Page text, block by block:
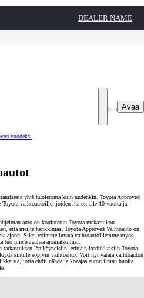
DEALER NAME
Avaa
vuodeksi
yhtä huoletonta kuin uudenkin. Toyota Approved
vaihtoautoille, joiden ikä on alle 10 vuotta ja
auto on koulutetun Toyota-mekaanikon
että meiltä hankkimasi Toyota Approved Vaihtoauto on
ajoon. Siksi voimme luvata vaihtoautoillemme myös
mielenrauhaa ajomatkoihisi.
läpikäyneisiin, erittäin laadukkaisiin Toyota-
sinulle sopivin vaihtoehto. Voit nyt varata vaihtoauton
jotta ehdit nähdä ja koeajaa auton ilman huolta